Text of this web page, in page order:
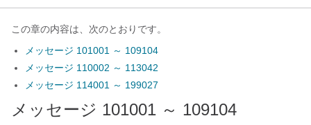
この章の内容は、次のとおりです。
メッセージ 101001 ～ 109104
メッセージ 110002 ～ 113042
メッセージ 114001 ～ 199027
メッセージ 101001 ～ 109104